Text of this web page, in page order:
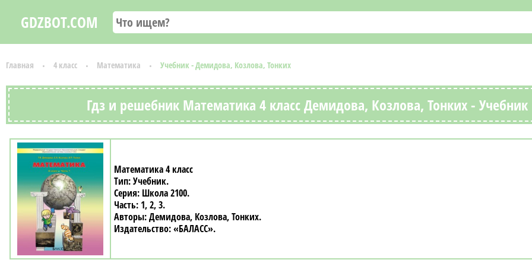
GDZBOT.COM
Главная 4 класс Математика Учебник - Демидова, Козлова, Тонких
Гдз и решебник Математика 4 класс Демидова, Козлова, Тонких - Учебник
Математика 4 класс
Учебник
Школа 2100
1, 2, 3
Демидова, Козлова, Тонких
«БАЛАСС»